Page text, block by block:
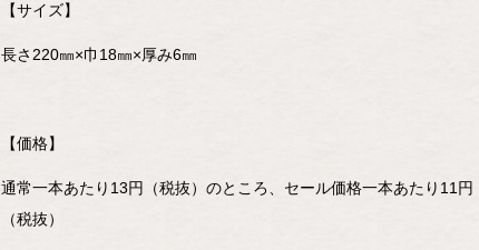
【サイズ】
長さ220㎜×巾18㎜×厚み6㎜
【価格】
通常一本あたり13円（税抜）のところ、セール価格一本あたり11円
（税抜）